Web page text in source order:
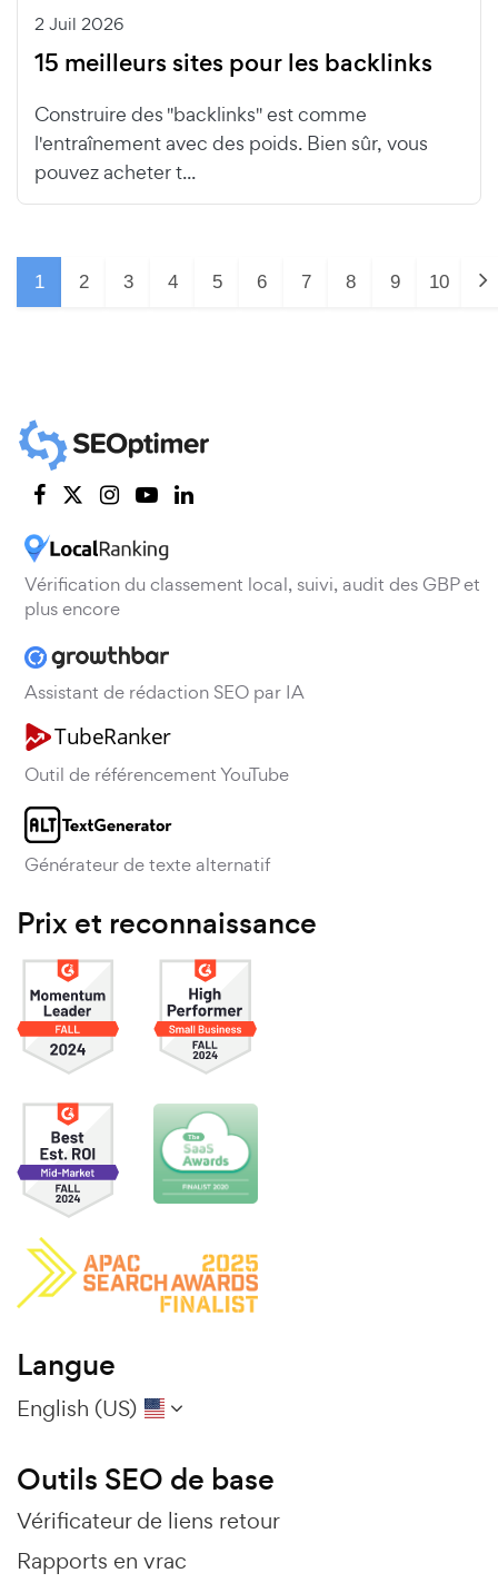
2 Juil 2026
15 meilleurs sites pour les backlinks
Construire des "backlinks" est comme
l'entraînement avec des poids. Bien sûr, vous
pouvez acheter t...
1 2 3 4 5 6 7 8 9 10
Vérification du classement local, suivi, audit des GBP et
plus encore
Assistant de rédaction SEO par IA
Outil de référencement YouTube
Générateur de texte alternatif
Prix et reconnaissance
Langue
English (US)
Outils SEO de base
Vérificateur de liens retour
Rapports en vrac